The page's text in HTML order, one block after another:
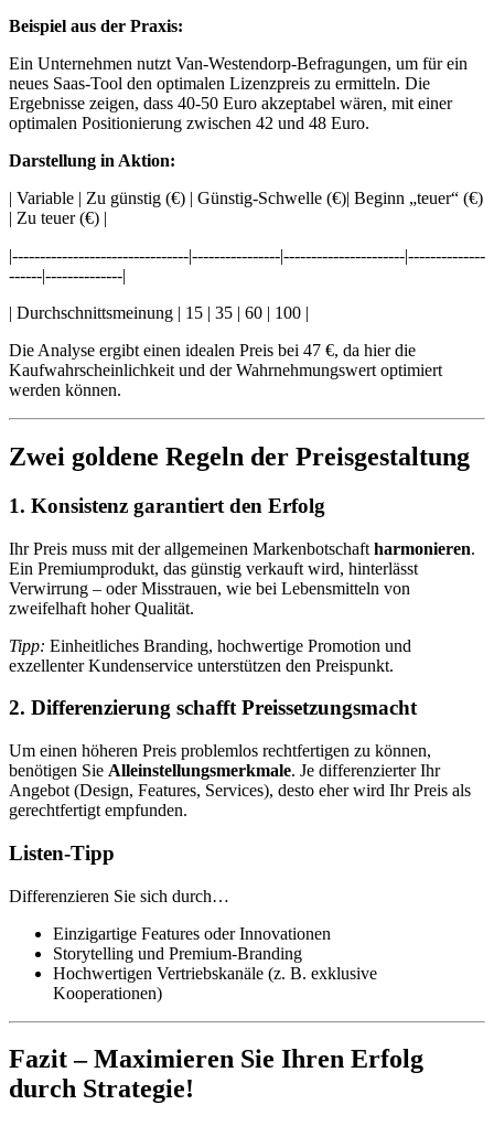
Beispiel aus der Praxis:
Ein Unternehmen nutzt Van-Westendorp-Befragungen, um für ein
neues Saas-Tool den optimalen Lizenzpreis zu ermitteln. Die
Ergebnisse zeigen, dass 40-50 Euro akzeptabel wären, mit einer
optimalen Positionierung zwischen 42 und 48 Euro.
Darstellung in Aktion:
| Variable | Zu günstig (€) | Günstig-Schwelle (€)| Beginn „teuer“ (€)
| Zu teuer (€) |
|--------------------------------|----------------|----------------------|--------------
------|--------------|
| Durchschnittsmeinung | 15 | 35 | 60 | 100 |
Die Analyse ergibt einen idealen Preis bei 47 €, da hier die
Kaufwahrscheinlichkeit und der Wahrnehmungswert optimiert
werden können.
Zwei goldene Regeln der Preisgestaltung
1. Konsistenz garantiert den Erfolg
Ihr Preis muss mit der allgemeinen Markenbotschaft harmonieren.
Ein Premiumprodukt, das günstig verkauft wird, hinterlässt
Verwirrung – oder Misstrauen, wie bei Lebensmitteln von
zweifelhaft hoher Qualität.
Tipp: Einheitliches Branding, hochwertige Promotion und
exzellenter Kundenservice unterstützen den Preispunkt.
2. Differenzierung schafft Preissetzungsmacht
Um einen höheren Preis problemlos rechtfertigen zu können,
benötigen Sie Alleinstellungsmerkmale. Je differenzierter Ihr
Angebot (Design, Features, Services), desto eher wird Ihr Preis als
gerechtfertigt empfunden.
Listen-Tipp
Differenzieren Sie sich durch…
Einzigartige Features oder Innovationen
Storytelling und Premium-Branding
Hochwertigen Vertriebskanäle (z. B. exklusive
Kooperationen)
Fazit – Maximieren Sie Ihren Erfolg
durch Strategie!